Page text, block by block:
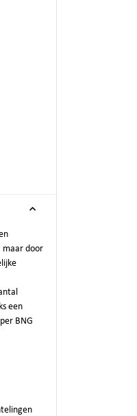
maar door
een
BNG